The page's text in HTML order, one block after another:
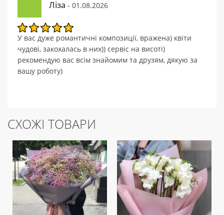
Ліза - 01.08.2026
У вас дуже романтичні композиції, вражена) квіти
чудові, закохалась в них)) сервіс на висоті)
рекомендую вас всім знайомим та друзям, дякую за
вашу роботу)
СХОЖІ ТОВАРИ